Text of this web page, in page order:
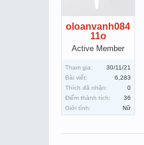
oloanvanh084
11o
Active Member
Tham gia:
30/11/21
Bài viết:
6,283
Thích đã nhận:
0
Điểm thành tích:
36
Giới tính:
Nữ